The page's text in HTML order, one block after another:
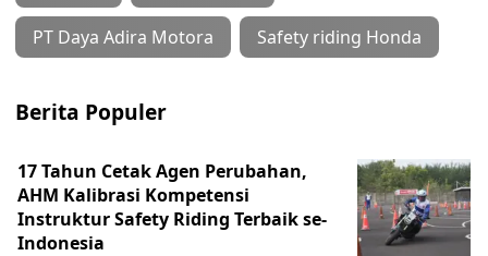
PT Daya Adira Motora Safety riding Honda
Berita Populer
17 Tahun Cetak Agen Perubahan,
AHM Kalibrasi Kompetensi
Instruktur Safety Riding Terbaik se-
Indonesia